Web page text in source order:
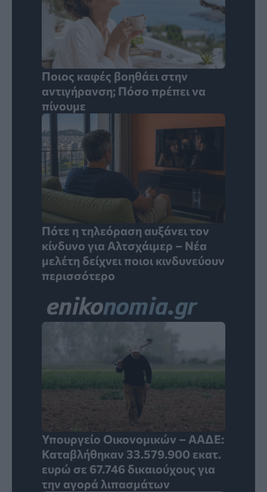
Ποιος καφές βοηθάει στην
αντιγήρανση; Πόσο πρέπει να
πίνουμε
Πότε η τηλεόραση αυξάνει τον
κίνδυνο για Αλτσχάιμερ – Νέα
μελέτη δείχνει ποιοι κινδυνεύουν
περισσότερο
Υπουργείο Οικονομικών – ΑΑΔΕ:
Καταβλήθηκαν 33.579.900 εκατ.
ευρώ σε 67.746 δικαιούχους για
την αγορά λιπασμάτων